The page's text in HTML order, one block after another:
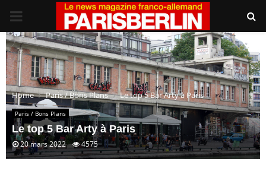
PRIMARY
MENU
Home Paris / Bons Plans Le top 5 Bar Arty à Paris
Paris / Bons Plans
Le top 5 Bar Arty à Paris
20 mars 2022 4575